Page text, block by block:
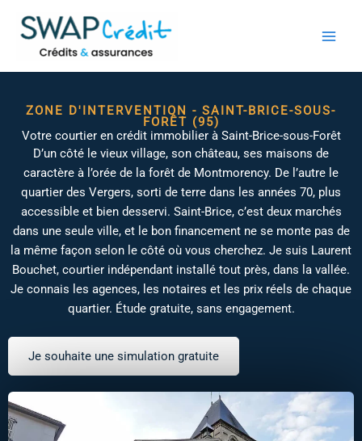
contenu
ZONE D'INTERVENTION - SAINT-BRICE-SOUS-
FORÊT (95)
Votre courtier en crédit immobilier à Saint-Brice-sous-Forêt
D’un côté le vieux village, son château, ses maisons de
caractère à l’orée de la forêt de Montmorency. De l’autre le
quartier des Vergers, sorti de terre dans les années 70, plus
accessible et bien desservi. Saint-Brice, c’est deux marchés
dans une seule ville, et le bon financement ne se monte pas de
la même façon selon le côté où vous cherchez. Je suis Laurent
Bouchet, courtier indépendant installé tout près, dans la vallée.
Je connais les agences, les notaires et les prix réels de chaque
quartier. Étude gratuite, sans engagement.
Je souhaite une simulation gratuite